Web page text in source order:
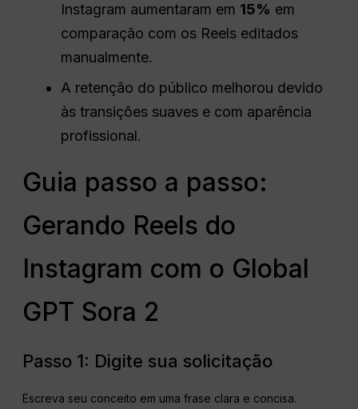
Instagram aumentaram em 15% em
comparação com os Reels editados
manualmente.
A retenção do público melhorou devido
às transições suaves e com aparência
profissional.
Guia passo a passo:
Gerando Reels do
Instagram com o Global
GPT Sora 2
Passo 1: Digite sua solicitação
Escreva seu conceito em uma frase clara e concisa.